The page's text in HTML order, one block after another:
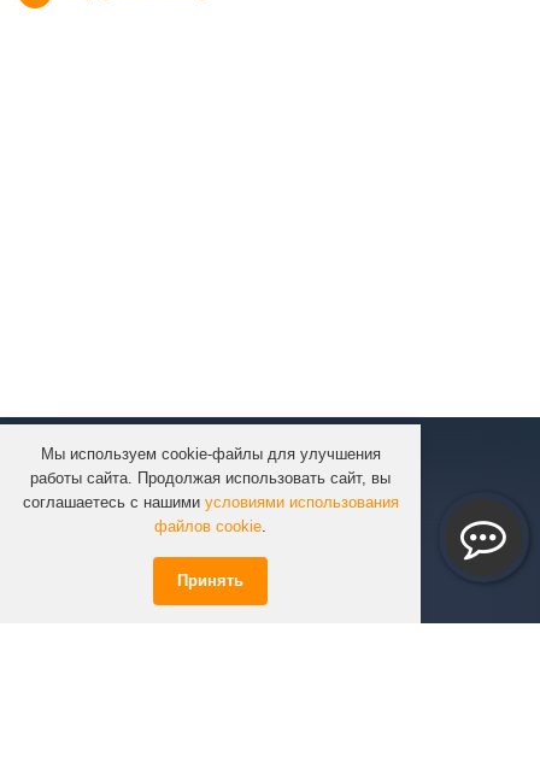
Мы используем cookie-файлы для улучшения
работы сайта. Продолжая использовать сайт, вы
соглашаетесь с нашими условиями использования
файлов cookie.
Принять
КОМПАНИЯ
КАТАЛОГ
УСЛУГИ
ИНФОРМАЦИЯ